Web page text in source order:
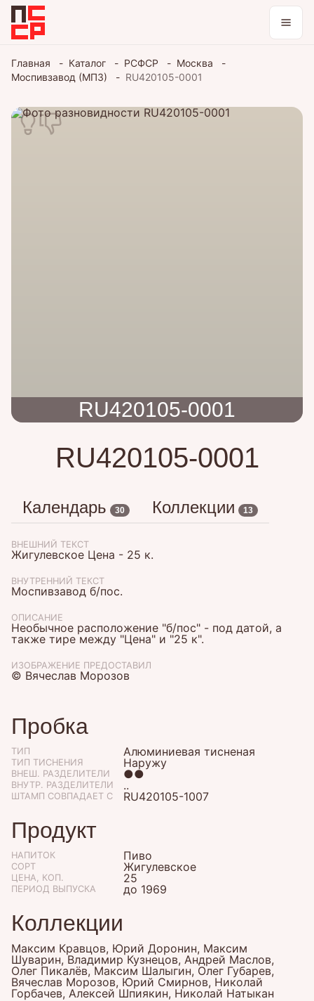
Каталог
Блог
Главная Каталог РСФСР
Москва
Моспивзавод (МПЗ)
RU420105-0001
RU420105-0001
RU420105-0001
Календарь 30 Коллекции 13
ВНЕШНИЙ ТЕКСТ
Жигулевское Цена - 25 к.
ВНУТРЕННИЙ ТЕКСТ
Моспивзавод б/пос.
ОПИСАНИЕ
Необычное расположение "б/пос" - под датой, а
также тире между "Цена" и "25 к".
ИЗОБРАЖЕНИЕ ПРЕДОСТАВИЛ
© Вячеслав Морозов
Пробка
ТИП Алюминиевая тисненая
ТИП ТИСНЕНИЯ Наружу
ВНЕШ. РАЗДЕЛИТЕЛИ ●●
ВНУТР. РАЗДЕЛИТЕЛИ ..
ШТАМП СОВПАДАЕТ С RU420105-1007
Продукт
НАПИТОК Пиво
СОРТ Жигулевское
ЦЕНА, КОП. 25
ПЕРИОД ВЫПУСКА до 1969
Коллекции
Максим Кравцов, Юрий Доронин, Максим
Шуварин, Владимир Кузнецов, Андрей Маслов,
Олег Пикалёв, Максим Шалыгин, Олег Губарев,
Вячеслав Морозов, Юрий Смирнов, Николай
Горбачев, Алексей Шпиякин, Николай Натыкан